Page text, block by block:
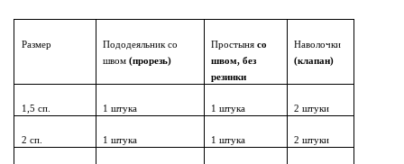
Размер
Пододеяльник со
швом(прорезь)
Простынясо
швом, без
резинки
Наволочки
(клапан)
1,5 сп. 1 штука 1 штука 2 штуки
2 сп. 1 штука 1 штука 2 штуки